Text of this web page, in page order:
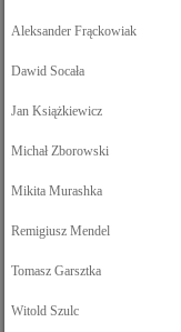
Aleksander Frąckowiak
Dawid Socała
Jan Książkiewicz
Michał Zborowski
Mikita Murashka
Remigiusz Mendel
Tomasz Garsztka
Witold Szulc